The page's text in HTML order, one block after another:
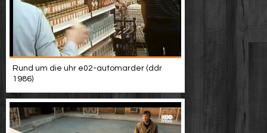
Rund um die uhr e02-automarder (ddr
1986)